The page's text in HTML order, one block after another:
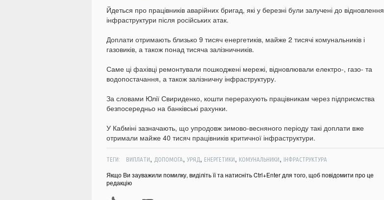
Йдеться про працівників аварійних бригад, які у березні були залучені до відновлення
інфраструктури після російських атак.
Доплати отримають близько 9 тисяч енергетиків, майже 2 тисячі комунальників і
газовиків, а також понад тисяча залізничників.
Саме ці фахівці ремонтували пошкоджені мережі, відновлювали електро-, газо- та
водопостачання, а також залізничну інфраструктуру.
За словами Юлії Свириденко, кошти перерахують працівникам через підприємства
безпосередньо на банківські рахунки.
У Кабміні зазначають, що упродовж зимово-весняного періоду такі доплати вже
отримали майже 40 тисяч працівників критичної інфраструктури.
ТЕГИ: ВИПЛАТИ, ДОПОМОГА, УРЯД, ЕНЕРГЕТИКИ, КОМУНАЛЬНИКИ, ІНФРАСТРУКТУРА
Якщо Ви зауважили помилку, виділіть її та натисніть Ctrl+Enter для того, щоб повідомити про це
редакцію